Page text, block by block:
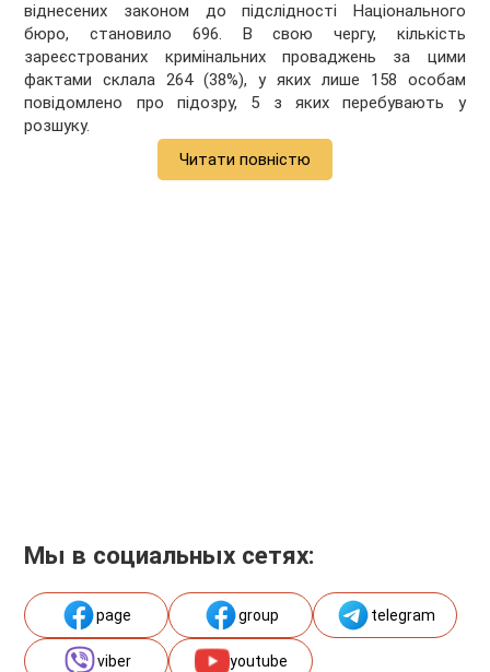
віднесених законом до підслідності Національного
бюро, становило 696. В свою чергу, кількість
зареєстрованих кримінальних проваджень за цими
фактами склала 264 (38%), у яких лише 158 особам
повідомлено про підозру, 5 з яких перебувають у
розшуку.
Читати повністю
Мы в социальных сетях:
page group telegram
viber youtube